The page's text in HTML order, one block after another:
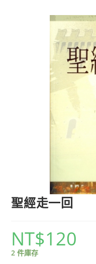
聖經走一回
NT$120
2 件庫存